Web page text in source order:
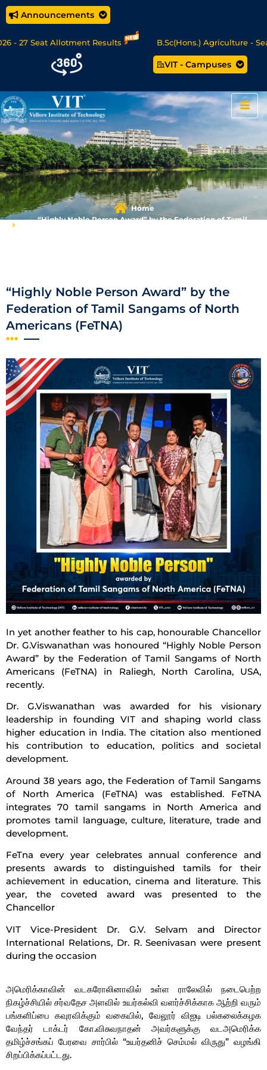
Announcements
27 Seat Allotment Results B.Sc(Hons.) Agriculture - Seat
Science/MCA Online Degree Programmes - Apply Now
VIT - Campuses
Home
“Highly Noble Person Award” by the Federation of Tamil
“Highly Noble Person Award” by the
Federation of Tamil Sangams of North
Americans (FeTNA)
In yet another feather to his cap, honourable Chancellor
Dr. G.Viswanathan was honoured “Highly Noble Person
Award” by the Federation of Tamil Sangams of North
Americans (FeTNA) in Raliegh, North Carolina, USA,
recently.
Dr. G.Viswanathan was awarded for his visionary
leadership in founding VIT and shaping world class
higher education in India. The citation also mentioned
his contribution to education, politics and societal
development.
Around 38 years ago, the Federation of Tamil Sangams
of North America (FeTNA) was established. FeTNA
integrates 70 tamil sangams in North America and
promotes tamil language, culture, literature, trade and
development.
FeTna every year celebrates annual conference and
presents awards to distinguished tamils for their
achievement in education, cinema and literature. This
year, the coveted award was presented to the
Chancellor
VIT Vice-President Dr. G.V. Selvam and Director
International Relations, Dr. R. Seenivasan were present
during the occasion
அமெரிக்காவின் வடகரோலினாவில் உள்ள ராலேவில் நடைபெற்ற
நிகழ்ச்சியில் சர்வதேச அளவில் உயர்கல்வி வளர்ச்சிக்காக ஆற்றி வரும்
பங்களிப்பை கவுரவிக்கும் வகையில், வேலூர் விஐடி பல்கலைக்கழக
வேந்தர் டாக்டர் கோ.விசுவநாதன் அவர்களுக்கு வடஅமெரிக்க
தமிழ்ச்சங்கப் பேரவை சார்பில் “உயர்தனிச் செம்மல் விருது” வழங்கி
சிறப்பிக்கப்பட்டது.